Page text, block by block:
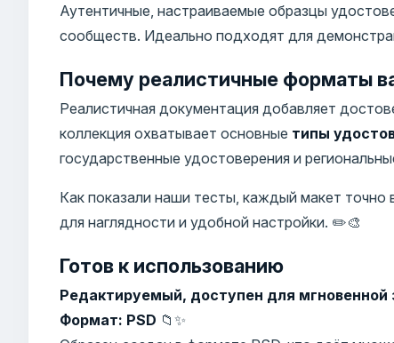
Аутентичные, настраиваемые образцы
сообществ. Идеально подходят для
Почему реалистичные форматы
Реалистичная документация добавляет
коллекция охватывает основные типы
государственные удостоверения и
Как показали наши тесты, каждый макет
для наглядности и удобной настройки. ✏️🎨
Готов к использованию
Редактируемый, доступен для мгновенной
Формат: PSD 📁✨